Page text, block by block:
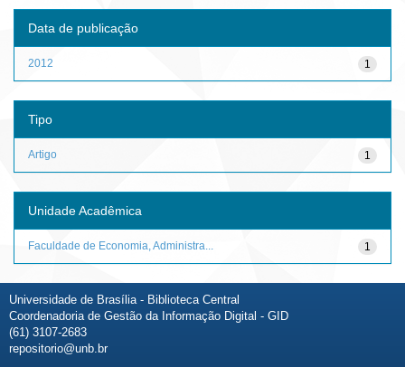
Data de publicação
1
2012
Tipo
1
Artigo
Unidade Acadêmica
1
Faculdade de Economia, Administra...
Universidade de Brasília - Biblioteca Central
Coordenadoria de Gestão da Informação Digital - GID
(61) 3107-2683
repositorio@unb.br